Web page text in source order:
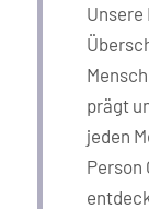
prägt
jeden
Person